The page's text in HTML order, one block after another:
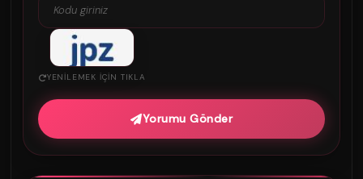
YENILEMEK IÇIN TIKLA
Yorumu Gönder